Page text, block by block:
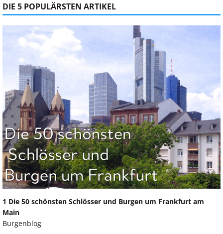
DIE 5 POPULÄRSTEN ARTIKEL
1 Die 50 schönsten Schlösser und Burgen um Frankfurt am
Main
Burgenblog